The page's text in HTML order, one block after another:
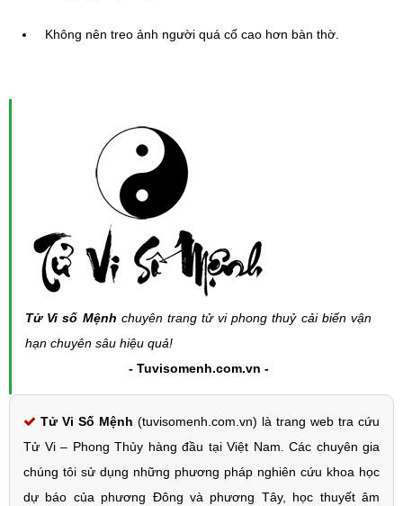
Không nên treo ảnh người quá cố cao hơn bàn thờ.
Tử Vi số Mệnh chuyên trang tử vi phong thuỷ cải biến vận
hạn chuyên sâu hiệu quả!
- Tuvisomenh.com.vn -
Tử Vi Số Mệnh (tuvisomenh.com.vn) là trang web tra cứu
Tử Vi – Phong Thủy hàng đầu tại Việt Nam. Các chuyên gia
chúng tôi sử dụng những phương pháp nghiên cứu khoa học
dự báo của phương Đông và phương Tây, học thuyết âm